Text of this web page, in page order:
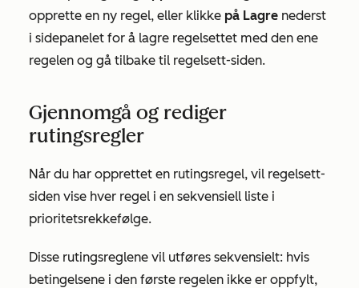
opprette en ny regel, eller klikke på Lagre nederst
i sidepanelet for å lagre regelsettet med den ene
regelen og gå tilbake til regelsett-siden.
Gjennomgå og rediger
rutingsregler
Når du har opprettet en rutingsregel, vil regelsett-
siden vise hver regel i en sekvensiell liste i
prioritetsrekkefølge.
Disse rutingsreglene vil utføres sekvensielt: hvis
betingelsene i den første regelen ikke er oppfylt,